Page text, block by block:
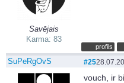
Savējais
Karma: 83
profils
SuPeRgOvS #25
vouch, ir